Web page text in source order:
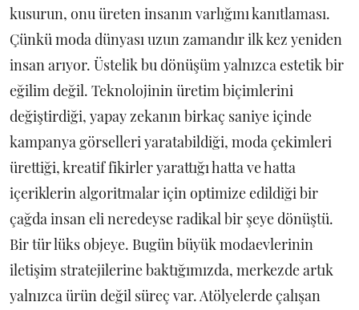
kusurun, onu üreten insanın varlığını kanıtlaması.
Çünkü moda dünyası uzun zamandır ilk kez yeniden
insan arıyor. Üstelik bu dönüşüm yalnızca estetik bir
eğilim değil. Teknolojinin üretim biçimlerini
değiştirdiği, yapay zekanın birkaç saniye içinde
kampanya görselleri yaratabildiği, moda çekimleri
ürettiği, kreatif fikirler yarattığı hatta ve hatta
içeriklerin algoritmalar için optimize edildiği bir
çağda insan eli neredeyse radikal bir şeye dönüştü.
Bir tür lüks objeye. Bugün büyük modaevlerinin
iletişim stratejilerine baktığımızda, merkezde artık
yalnızca ürün değil süreç var. Atölyelerde çalışan